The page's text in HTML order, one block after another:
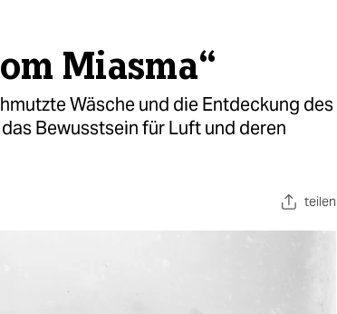
Miasma“
Wäsche und die Entdeckung des
Bewusstsein für Luft und deren
teilen